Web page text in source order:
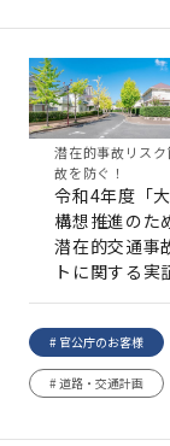
潜在的事故リス
故を防ぐ！
令和4年度「
構想推進のた
潜在的交通事
トに関する実
# 官公庁のお客様
# 道路・交通計画